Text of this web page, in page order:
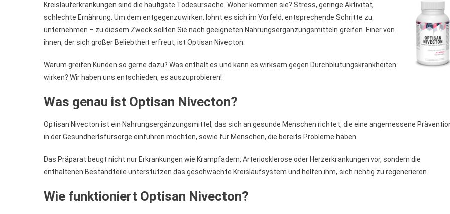
Kreislauferkrankungen sind die häufigste Todesursache. Woher kommen sie? Stress, geringe Aktivität,
schlechte Ernährung. Um dem entgegenzuwirken, lohnt es sich im Vorfeld, entsprechende Schritte zu
unternehmen – zu diesem Zweck sollten Sie nach geeigneten Nahrungsergänzungsmitteln greifen. Einer von
ihnen, der sich großer Beliebtheit erfreut, ist Optisan Nivecton.
Warum greifen Kunden so gerne dazu? Was enthält es und kann es wirksam gegen Durchblutungskrankheiten
wirken? Wir haben uns entschieden, es auszuprobieren!
Was genau ist Optisan Nivecton?
Optisan Nivecton ist ein Nahrungsergänzungsmittel, das sich an gesunde Menschen richtet, die eine angemessene
in der Gesundheitsfürsorge einführen möchten, sowie für Menschen, die bereits Probleme haben.
Das Präparat beugt nicht nur Erkrankungen wie Krampfadern, Arteriosklerose oder Herzerkrankungen vor, sondern die
enthaltenen Bestandteile unterstützen das geschwächte Kreislaufsystem und helfen ihm, sich richtig zu regenerieren.
Wie funktioniert Optisan Nivecton?